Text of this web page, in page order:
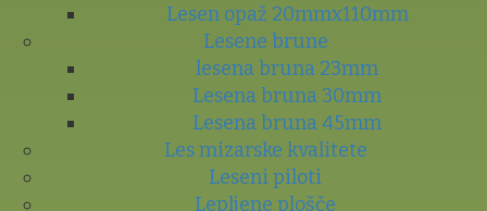
Lesen opaž 20mmx110mm
Lesene brune
lesena bruna 23mm
Lesena bruna 30mm
Lesena bruna 45mm
Les mizarske kvalitete
Leseni piloti
Lepljene plošče